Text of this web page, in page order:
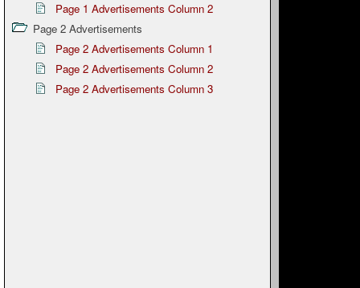
Page 1 Advertisements Column 2
Page 2 Advertisements
Page 2 Advertisements Column 1
Page 2 Advertisements Column 2
Page 2 Advertisements Column 3